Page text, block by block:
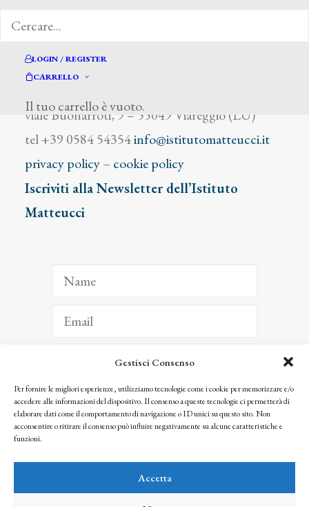
Gestisci Consenso
Per fornire le migliori esperienze, utilizziamo tecnologie come i cookie per memorizzare e/o
accedere alle informazioni del dispositivo. Il consenso a queste tecnologie ci permetterà di
elaborare dati come il comportamento di navigazione o ID unici su questo sito. Non
acconsentire o ritirare il consenso può influire negativamente su alcune caratteristiche e
funzioni.
Accetta
LOGIN / REGISTER
CARRELLO
Il tuo carrello è vuoto.
viale Buonarroti, 9 – 55049 Viareggio (LU)
tel +39 0584 54354info@istitutomatteucci.it
privacy policy– cookie policy
Iscriviti alla Newsletter dell’Istituto
Matteucci
ISCRIVITI
Facendo clic per iscriverti, riconosci che le tue informazioni saranno trattate
seguendo la nostra Privacy Policy
© 2025 Istituto Matteucci. All right reserved
l’autorizzazione scritta dei proprietari dei diritti e dell’Istituto Matteucci